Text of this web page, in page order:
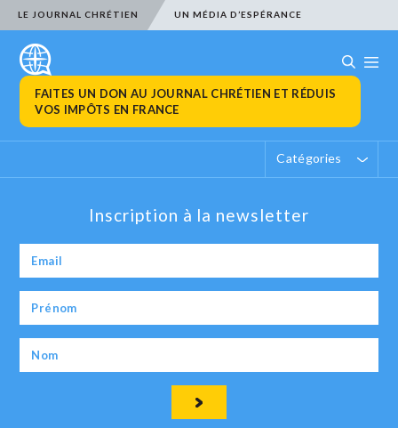
LE JOURNAL CHRÉTIEN UN MÉDIA D’ESPÉRANCE
FAITES UN DON AU JOURNAL CHRÉTIEN ET RÉDUIS
VOS IMPÔTS EN FRANCE
Catégories
Inscription à la newsletter